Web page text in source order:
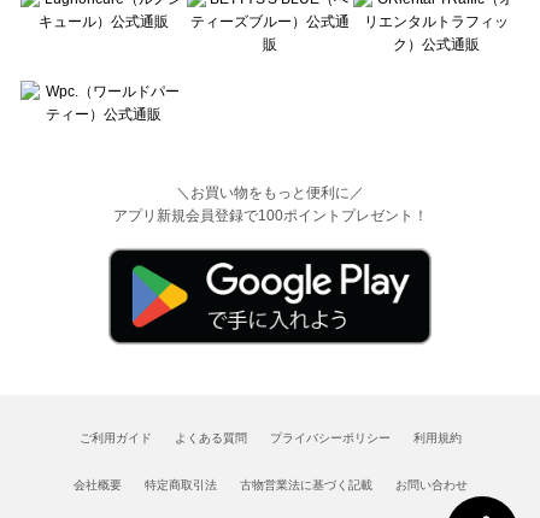
＼お買い物をもっと便利に／
アプリ新規会員登録で100ポイントプレゼント！
ご利用ガイド よくある質問 プライバシーポリシー 利用規約
会社概要 特定商取引法 古物営業法に基づく記載 お問い合わせ